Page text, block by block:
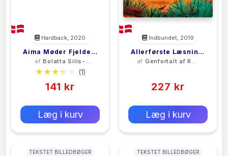
Hardback, 2020
Aima Møder Fjeldets
Moder
afBolatta Silis-
Høegh
(1)
141 kr
Læg i kurv
Indbundet, 2019
Allerførste Læsning:
Hvordan Kænguruen
af Genfortalt af Rob
227 kr
Læg i kurv
TEKSTET BILLEDBØGER TEKSTET BILLEDBØGER